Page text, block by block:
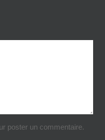
poster un commentaire.